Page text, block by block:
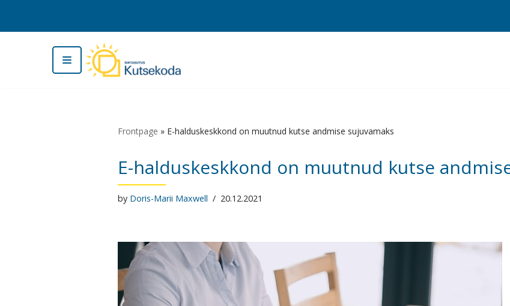
Skip
Frontpage » E-halduskeskkond on muutnud kutse andmise sujuvamaks
E-halduskeskkond on muutnud kutse
by Doris-Marii Maxwell 20.12.2021